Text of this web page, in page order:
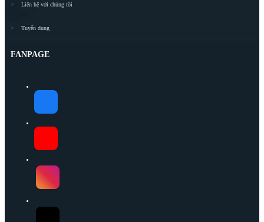
Liên hệ với chúng tôi
Tuyển dụng
FANPAGE